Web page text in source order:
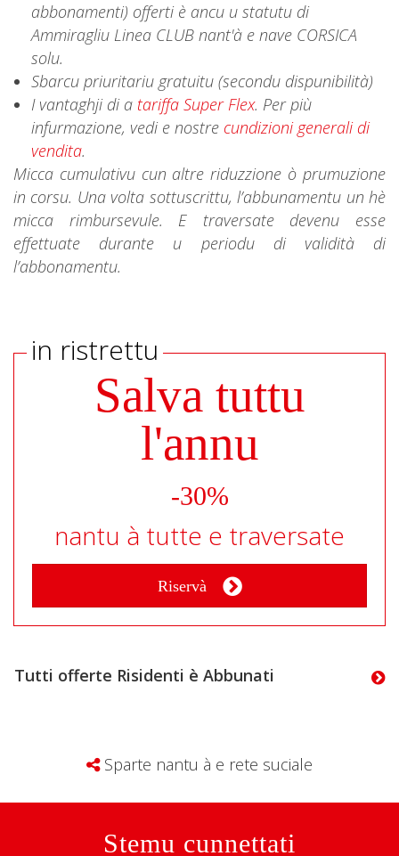
abbonamenti) offerti è ancu u statutu di
Ammiragliu Linea CLUB nant'à e nave CORSICA
solu.
Sbarcu priuritariu gratuitu (secondu dispunibilità)
I vantaghji di a tariffa Super Flex. Per più
infurmazione, vedi e nostre cundizioni generali di
vendita.
Micca cumulativu cun altre riduzzione ò prumuzione
in corsu. Una volta sottuscrittu, l’abbunamentu un hè
micca rimbursevule. E traversate devenu esse
effettuate durante u periodu di validità di
l’abbonamentu.
in ristrettu
Salva tuttu
l'annu
-30%
nantu à tutte e traversate
Riservà
Tutti offerte Risidenti è Abbunati
Sparte nantu à e rete suciale
Stemu cunnettati